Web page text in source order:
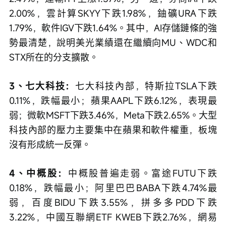
2.00%，雲計算SKYY下跌1.98%，鈾礦URA下跌
1.79%，軟件IGV下跌1.64%。其中，AI存儲鏈條的強
勢最清楚，說明美光業績還在繼續向MU、WDC和
STX所在的分支擴散。
3、七大科技： 七大科技內部，特斯拉TSLA下跌
0.11%，跌幅最小；蘋果AAPL下跌6.12%，表現最
弱；微軟MSFT下跌3.46%，Meta下跌2.65%。大型
科技內部的壓力主要集中在蘋果和軟件權重，板塊
沒有形成統一反彈。
4、中概股： 中概股普遍走弱。富途FUTU下跌
0.18%，跌幅最小；阿里巴巴BABA下跌4.74%最
弱，百度BIDU下跌3.55%，拼多多PDD下跌
3.22%，中國互聯網ETF KWEB下跌2.76%，網易